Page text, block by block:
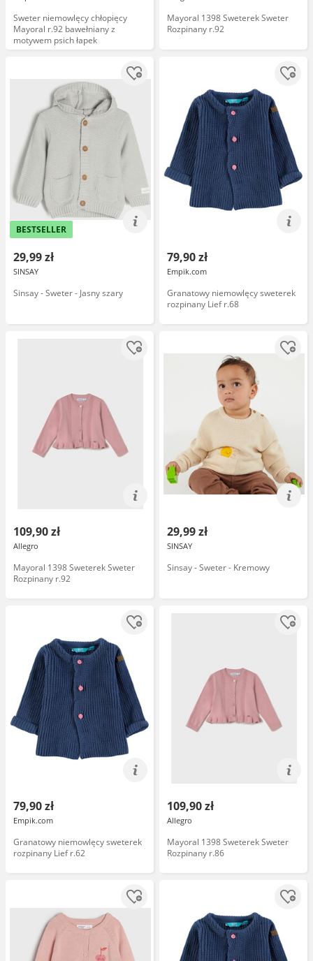
Sweter niemowlęcy chłopięcy
Mayoral r.92 bawełniany z
motywem psich łapek
Mayoral 1398 Sweterek Sweter
Rozpinany r.92
BESTSELLER
29,99 zł
SINSAY
Sinsay - Sweter - Jasny szary
79,90 zł
Empik.com
Granatowy niemowlęcy sweterek
rozpinany Lief r.68
109,90 zł
Allegro
Mayoral 1398 Sweterek Sweter
Rozpinany r.92
29,99 zł
SINSAY
Sinsay - Sweter - Kremowy
79,90 zł
Empik.com
Granatowy niemowlęcy sweterek
rozpinany Lief r.62
109,90 zł
Allegro
Mayoral 1398 Sweterek Sweter
Rozpinany r.86